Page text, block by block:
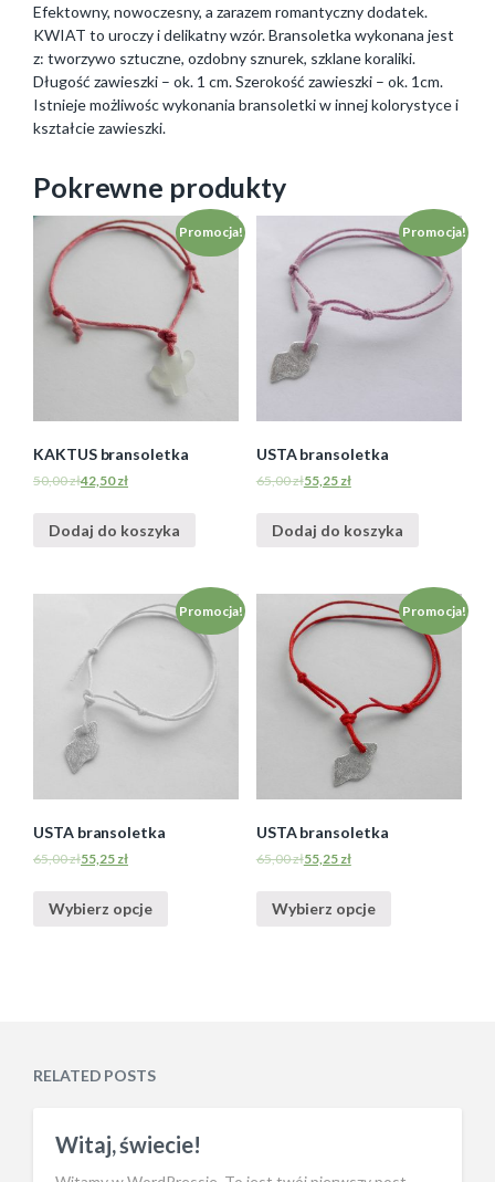
Efektowny, nowoczesny, a zarazem romantyczny dodatek.
KWIAT to uroczy i delikatny wzór. Bransoletka wykonana jest
z: tworzywo sztuczne, ozdobny sznurek, szklane koraliki.
Długość zawieszki – ok. 1 cm. Szerokość zawieszki – ok. 1cm.
Istnieje możliwośc wykonania bransoletki w innej kolorystyce i
kształcie zawieszki.
Pokrewne produkty
Promocja!
KAKTUS bransoletka
50,00zł42,50zł
Dodaj do koszyka
Promocja!
USTA bransoletka
65,00zł55,25 zł
Dodaj do koszyka
Promocja!
USTA bransoletka
65,00zł55,25 zł
Wybierz opcje
Promocja!
USTA bransoletka
65,00zł55,25 zł
Wybierz opcje
RELATED POSTS
Witaj, świecie!